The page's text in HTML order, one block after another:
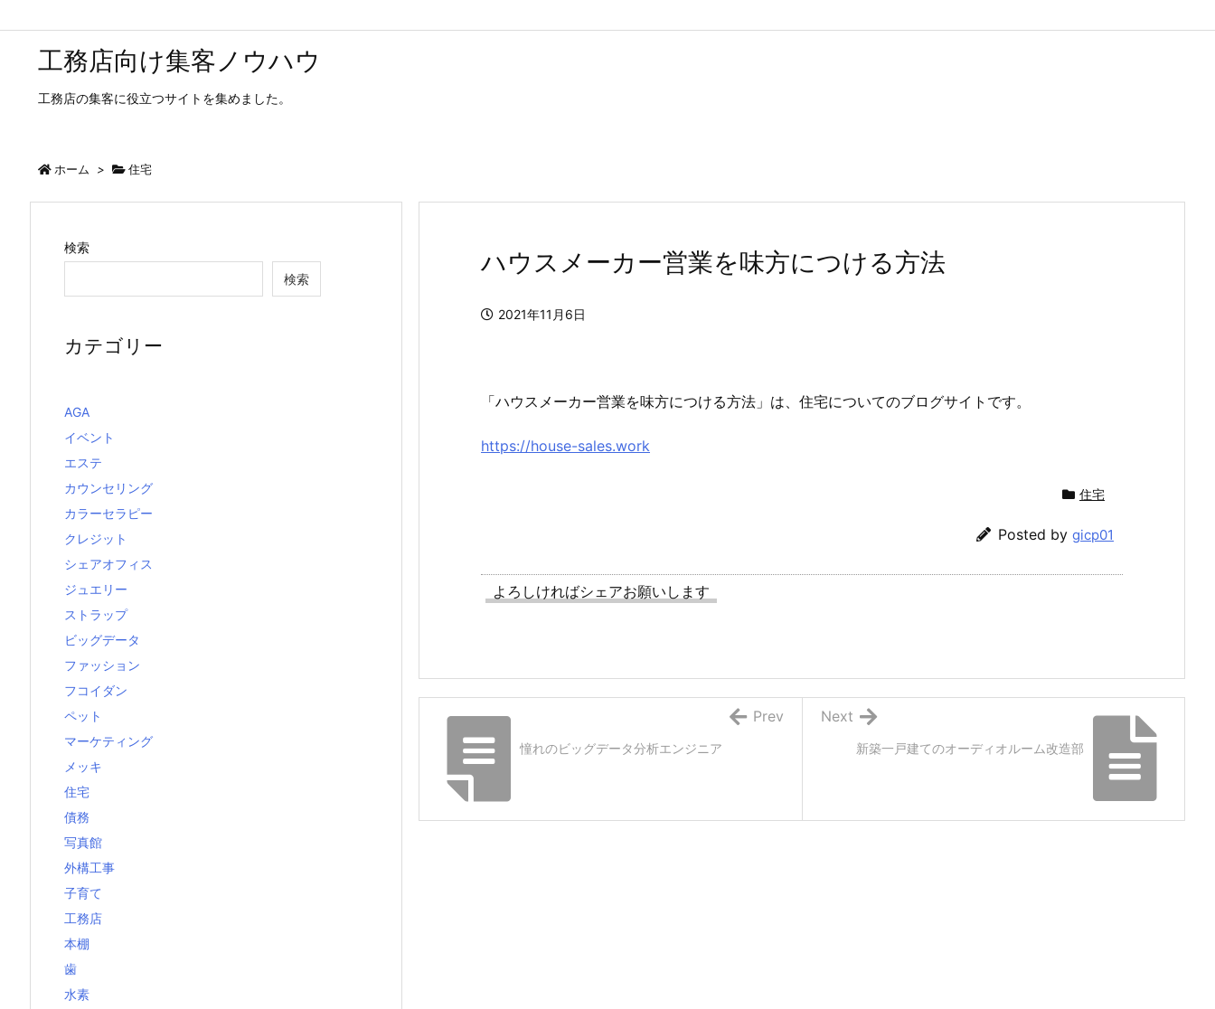
工務店向け集客ノウハウ
工務店の集客に役立つサイトを集めました。
ホーム > 住宅
ハウスメーカー営業を味方につける方法
2021年11月6日
「ハウスメーカー営業を味方につける方法」は、住宅についてのブログサイトです。
https://house-sales.work
住宅
Posted by gicp01
よろしければシェアお願いします
新築一戸建てのオーディオルーム改造部
Next
憧れのビッグデータ分析エンジニア
Prev
検索
検索
カテゴリー
AGA
イベント
エステ
カウンセリング
カラーセラピー
クレジット
シェアオフィス
ジュエリー
ストラップ
ビッグデータ
ファッション
フコイダン
ペット
マーケティング
メッキ
住宅
債務
写真館
外構工事
子育て
工務店
本棚
歯
水素